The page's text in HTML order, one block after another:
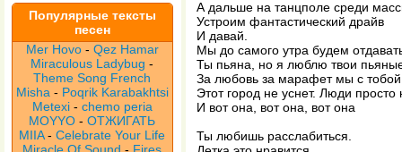
Популярные тексты
песен
Mer Hovo - Qez Hamar
Miraculous Ladybug -
Theme Song French
Misha - Poqrik Karabakhtsi
Metexi - chemo peria
MOYYO -ОТЖИГАТЬ
MIIA-Celebrate Your Life
А дальше на танцполе среди
Устроим фантастический драйв
И давай.
Мы до самого утра будем
Ты пьяна, но я люблю твои
За любовь за марафет мы с
Этот город не уснет. Люди просто
И вот она, вот она, вот она
Ты любишь расслабиться.